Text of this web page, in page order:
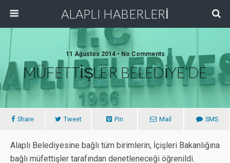
ALAPLI HABERLERİ
11 Ağustos 2014 • No Comments
MÜFETTİŞLER BELEDİYE’DE
Share Tweet Pin Mail SMS
Alaplı Belediyesine bağlı tüm birimlerin, İçişleri Bakanlığına
bağlı müfettişler tarafından denetleneceği öğrenildi.